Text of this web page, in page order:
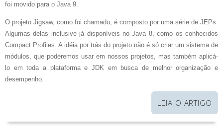
foi movido para o Java 9.
O projeto Jigsaw, como foi chamado, é composto por uma série de JEPs.
Algumas delas inclusive já disponíveis no Java 8, como os conhecidos
Compact Profiles. A idéia por trás do projeto não é só criar um sistema de
módulos, que poderemos usar em nossos projetos, mas também aplicá-
lo em toda a plataforma e JDK em busca de melhor organização e
desempenho.
LEIA O ARTIGO